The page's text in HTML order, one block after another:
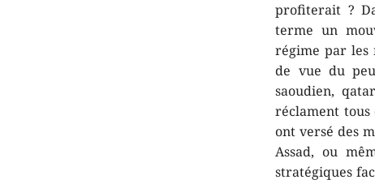
profiterait ?
terme un
régime par les
de vue du
saoudien,
réclament
ont versé des
Assad, ou
stratégiques